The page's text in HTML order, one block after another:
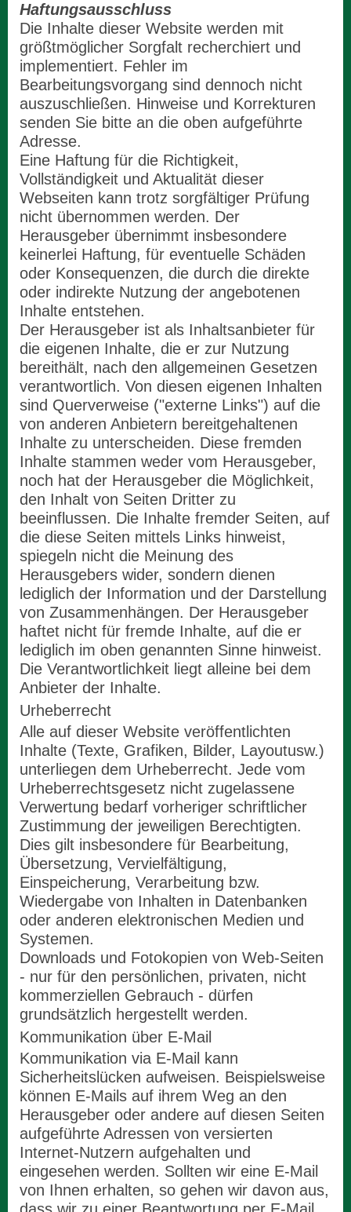
Haftungsausschluss
Die Inhalte dieser Website werden mit
größtmöglicher Sorgfalt recherchiert und
implementiert. Fehler im
Bearbeitungsvorgang sind dennoch nicht
auszuschließen. Hinweise und Korrekturen
senden Sie bitte an die oben aufgeführte
Adresse.
Eine Haftung für die Richtigkeit,
Vollständigkeit und Aktualität dieser
Webseiten kann trotz sorgfältiger Prüfung
nicht übernommen werden. Der
Herausgeber übernimmt insbesondere
keinerlei Haftung, für eventuelle Schäden
oder Konsequenzen, die durch die direkte
oder indirekte Nutzung der angebotenen
Inhalte entstehen.
Der Herausgeber ist als Inhaltsanbieter für
die eigenen Inhalte, die er zur Nutzung
bereithält, nach den allgemeinen Gesetzen
verantwortlich. Von diesen eigenen Inhalten
sind Querverweise ("externe Links") auf die
von anderen Anbietern bereitgehaltenen
Inhalte zu unterscheiden. Diese fremden
Inhalte stammen weder vom Herausgeber,
noch hat der Herausgeber die Möglichkeit,
den Inhalt von Seiten Dritter zu
beeinflussen. Die Inhalte fremder Seiten, auf
die diese Seiten mittels Links hinweist,
spiegeln nicht die Meinung des
Herausgebers wider, sondern dienen
lediglich der Information und der Darstellung
von Zusammenhängen. Der Herausgeber
haftet nicht für fremde Inhalte, auf die er
lediglich im oben genannten Sinne hinweist.
Die Verantwortlichkeit liegt alleine bei dem
Anbieter der Inhalte.
Urheberrecht
Alle auf dieser Website veröffentlichten
Inhalte (Texte, Grafiken, Bilder, Layoutusw.)
unterliegen dem Urheberrecht. Jede vom
Urheberrechtsgesetz nicht zugelassene
Verwertung bedarf vorheriger schriftlicher
Zustimmung der jeweiligen Berechtigten.
Dies gilt insbesondere für Bearbeitung,
Übersetzung, Vervielfältigung,
Einspeicherung, Verarbeitung bzw.
Wiedergabe von Inhalten in Datenbanken
oder anderen elektronischen Medien und
Systemen.
Downloads und Fotokopien von Web-Seiten
- nur für den persönlichen, privaten, nicht
kommerziellen Gebrauch - dürfen
grundsätzlich hergestellt werden.
Kommunikation über E-Mail
Kommunikation via E-Mail kann
Sicherheitslücken aufweisen. Beispielsweise
können E-Mails auf ihrem Weg an den
Herausgeber oder andere auf diesen Seiten
aufgeführte Adressen von versierten
Internet-Nutzern aufgehalten und
eingesehen werden. Sollten wir eine E-Mail
von Ihnen erhalten, so gehen wir davon aus,